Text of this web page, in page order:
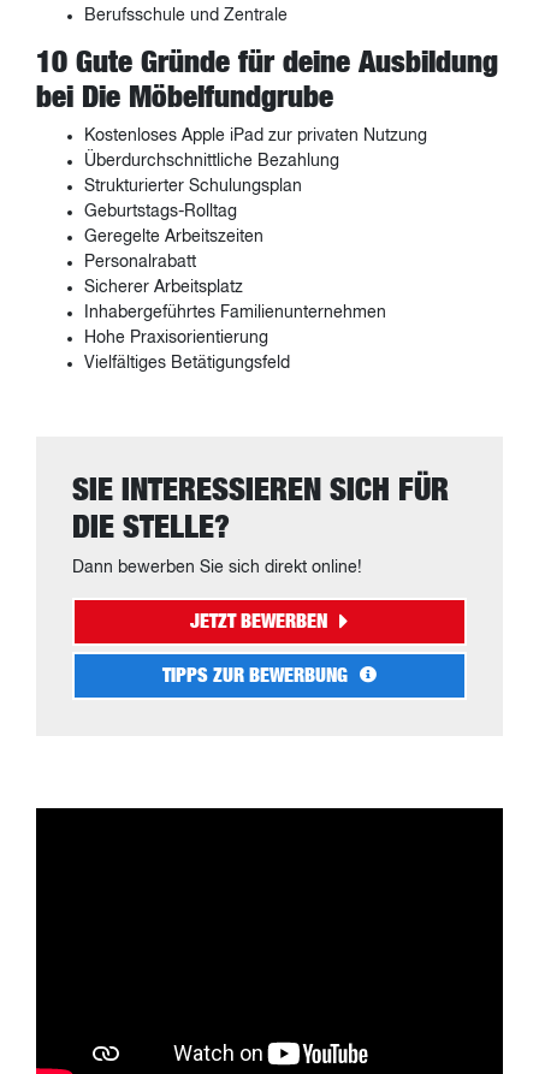
Berufsschule und Zentrale
10 Gute Gründe für deine Ausbildung
bei Die Möbelfundgrube
Kostenloses Apple iPad zur privaten Nutzung
Überdurchschnittliche Bezahlung
Strukturierter Schulungsplan
Geburtstags-Rolltag
Geregelte Arbeitszeiten
Personalrabatt
Sicherer Arbeitsplatz
Inhabergeführtes Familienunternehmen
Hohe Praxisorientierung
Vielfältiges Betätigungsfeld
SIE INTERESSIEREN SICH FÜR
DIE STELLE?
Dann bewerben Sie sich direkt online!
JETZT BEWERBEN
TIPPS ZUR BEWERBUNG